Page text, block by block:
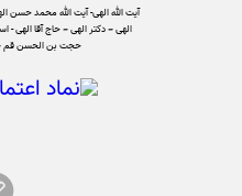
آیت الله الهی- آیت الله محمد حسن
الهی – دکتر الهی – حاج آقا الهی -
حجت بن الحسن قم –